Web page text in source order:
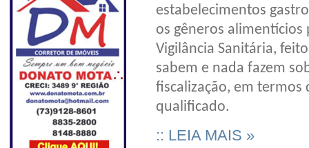
estabelecimentos
os gêneros alimentícios
Vigilância Sanitária,
sabem e nada fazem
fiscalização, em termos
qualificado.
:: LEIA MAIS »